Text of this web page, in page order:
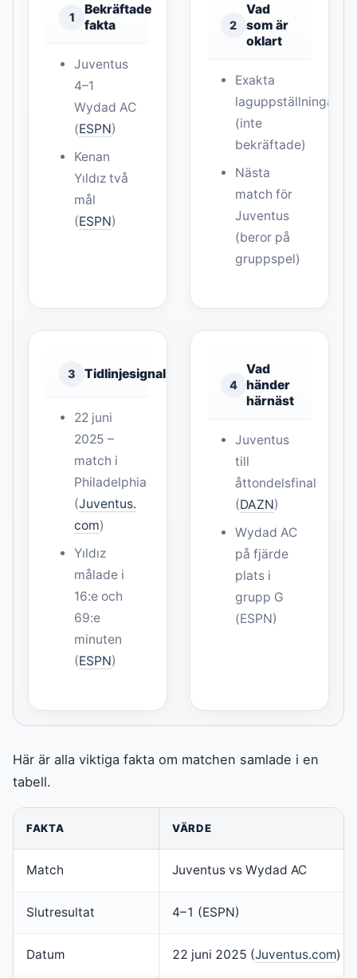
1
Bekräftade
fakta
Juventus
4–1
Wydad AC
(ESPN)
Kenan
Yıldız två
mål
(ESPN)
2
Vad
som är
oklart
Exakta
laguppställningar
(inte
bekräftade)
Nästa
match för
Juventus
(beror på
gruppspel)
3 Tidlinjesignal
22 juni
2025 –
match i
Philadelphia
(Juventus.
com)
Yıldız
målade i
16:e och
69:e
minuten
(ESPN)
4
Vad
händer
härnäst
Juventus
till
åttondelsfinal
(DAZN)
Wydad AC
på fjärde
plats i
grupp G
(ESPN)
Här är alla viktiga fakta om matchen samlade i en
tabell.
FAKTA VÄRDE
Match Juventus vs Wydad AC
Slutresultat 4–1 (ESPN)
Datum 22 juni 2025 (Juventus.com)